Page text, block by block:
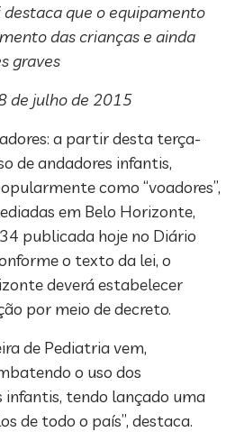
que o equipamento
das crianças e ainda
graves
de julho de 2015
a partir desta terça-
de andadores infantis,
como “voadores”,
em Belo Horizonte,
publicada hoje no Diário
o texto da lei, o
deverá estabelecer
por meio de decreto.
de Pediatria vem,
o uso dos
infantis, tendo lançado uma
de todo o país”, destaca.